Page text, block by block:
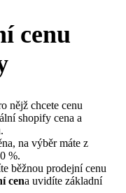
cenu
nějž chcete cenu
shopify cena a
na výběr máte z
%.
běžnou prodejní cenu
cena uvidíte základní